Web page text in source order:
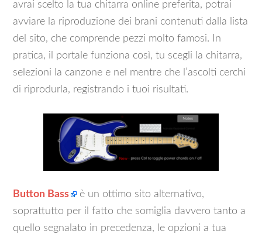
avrai scelto la tua chitarra online preferita, potrai
avviare la riproduzione dei brani contenuti dalla lista
del sito, che comprende pezzi molto famosi. In
pratica, il portale funziona così, tu scegli la chitarra,
selezioni la canzone e nel mentre che l’ascolti cerchi
di riprodurla, registrando i tuoi risultati.
Button Bass
è un ottimo sito alternativo,
soprattutto per il fatto che somiglia davvero tanto a
quello segnalato in precedenza, le opzioni a tua